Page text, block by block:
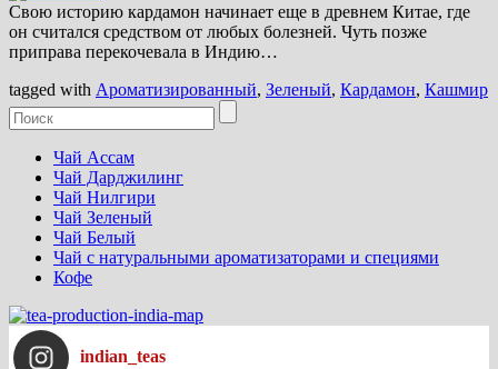
Свою историю кардамон начинает еще в древнем Китае, где
он считался средством от любых болезней. Чуть позже
приправа перекочевала в Индию…
tagged with Ароматизированный, Зеленый, Кардамон, Кашмир
Чай Ассам
Чай Дарджилинг
Чай Нилгири
Чай Зеленый
Чай Белый
Чай с натуральными ароматизаторами и специями
Кофе
indian_teas